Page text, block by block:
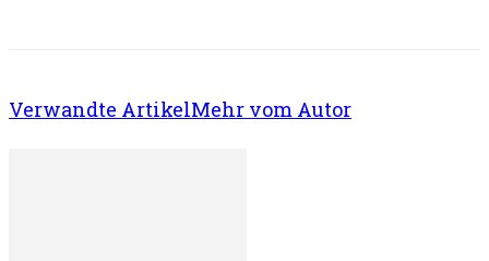
Verwandte ArtikelMehr vom Autor